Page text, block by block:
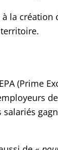
la création
(Prime